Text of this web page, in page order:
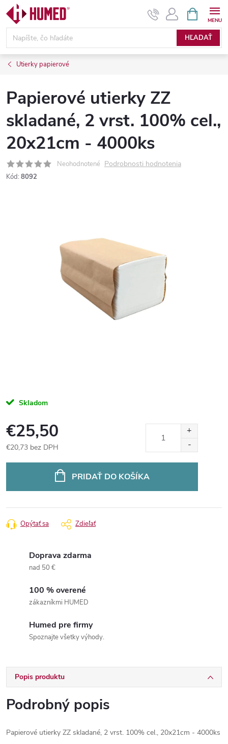
Prejsť
obsah
HĽADAŤ
KOŠÍK
Utierky papierové
Papierové utierky ZZ
skladané, 2 vrst. 100% cel.,
20x21cm - 4000ks
Neohodnotené Podrobnosti hodnotenia
Kód: 8092
Skladom
€25,50
€20,73 bez DPH
PRIDAŤ DO KOŠÍKA
Opýtať sa Zdieľať
Doprava zdarma
nad 50 €
100 % overené
zákazníkmi HUMED
Humed pre firmy
Spoznajte všetky výhody.
Popis produktu
Podrobný popis
Papierové utierky ZZ skladané, 2 vrst. 100% cel., 20x21cm - 4000ks